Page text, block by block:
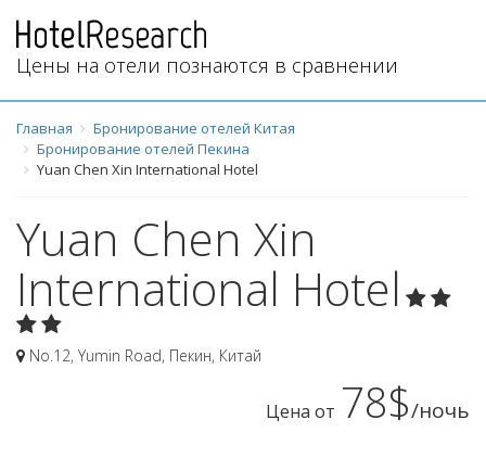
Цены на отели познаются в сравнении
Главная
Бронирование отелей Китая
Бронирование отелей Пекина
Yuan Chen Xin International Hotel
Yuan Chen Xin
International Hotel
No.12, Yumin Road, Пекин, Китай
Цена от 78$/ночь